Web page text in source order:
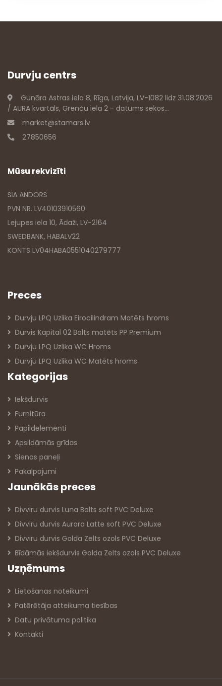
Durvju centrs
Gunāra Astras iela 8, Rīga, Latvija, LV-1082 lidz 31.08.2026
/ AURA kvartāls, Grenču iela 2 - datums sekos...
market@stamars.lv
27850656
Mūsu rekvizīti
SIA ANDORS
PVN NR. LV40103910560
Lejupes iela 10, Ādaži, LV-2164
SWEDBANK, HABALV22
KONTS LV04HABA0551040279777
Preces
Durvju LPQ Uzlika Eirocilindram Matēts hroms
Durvis Kapital 02 Balts matēts PP Premium
Durvju LPQ Uzlika WC Hroms
Durvju LPQ Uzlika WC Matēts hroms
Kategorijas
Iekšdurvis
Furnitūra
Papildelementi
Apsildāmās grīdas
Sienas paneļi
Pakalpojumi
Jaunākās preces
Divviru durvis Luna Balts soft PVC Deluxe
Divviru durvis Aurora Latte soft PVC Deluxe
Divviru durvis Golda Zelts ozols PVC Deluxe
Bīdāmās iekšdurvis Golda Zelts ozols PVC Deluxe
Uzņēmums
Lietošanas noteikumi
Patērētāja atteikuma tiesības
Datu privātuma politika
Kontakti